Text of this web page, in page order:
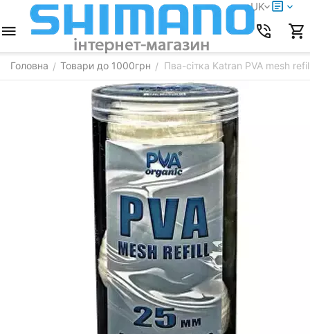
UK
Головна / Товари до 1000грн / Пва-сітка Katran PVA mesh